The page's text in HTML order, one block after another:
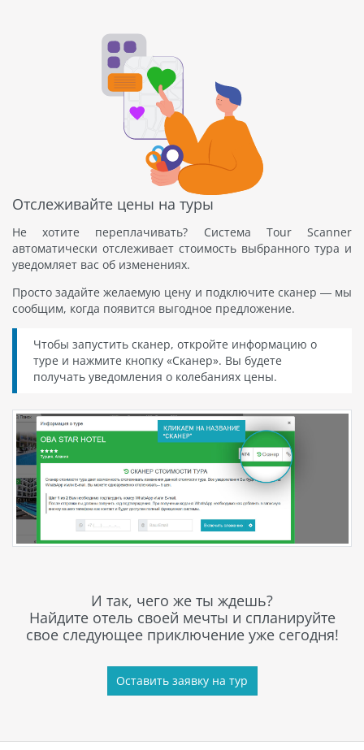
Отслеживайте цены на туры
Не хотите переплачивать? Система Tour Scanner
автоматически отслеживает стоимость выбранного тура и
уведомляет вас об изменениях.
Просто задайте желаемую цену и подключите сканер — мы
сообщим, когда появится выгодное предложение.
Чтобы запустить сканер, откройте информацию о
туре и нажмите кнопку «Сканер». Вы будете
получать уведомления о колебаниях цены.
И так, чего же ты ждешь?
Найдите отель своей мечты и спланируйте
свое следующее приключение уже сегодня!
Оставить заявку на тур